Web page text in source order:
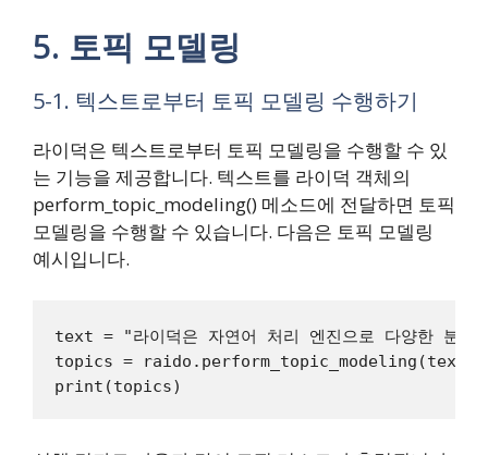
5. 토픽 모델링
5-1. 텍스트로부터 토픽 모델링 수행하기
라이덕은 텍스트로부터 토픽 모델링을 수행할 수 있
는 기능을 제공합니다. 텍스트를 라이덕 객체의
perform_topic_modeling() 메소드에 전달하면 토픽
모델링을 수행할 수 있습니다. 다음은 토픽 모델링
예시입니다.
text = "라이덕은 자연어 처리 엔진으로 다양한 분야
topics = raido.perform_topic_modeling(text)